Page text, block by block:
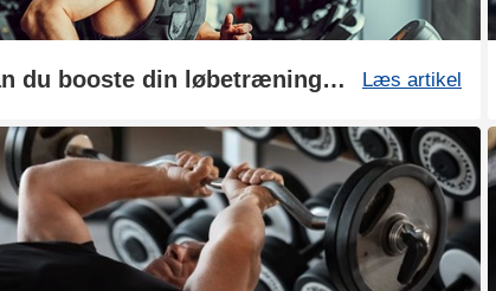
Sådan kan du booste din løbetræning og restitution med kosttilskud Læs artikel